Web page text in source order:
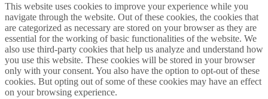
This website uses cookies to improve your experience while you
navigate through the website. Out of these cookies, the cookies that
are categorized as necessary are stored on your browser as they are
essential for the working of basic functionalities of the website. We
also use third-party cookies that help us analyze and understand how
you use this website. These cookies will be stored in your browser
only with your consent. You also have the option to opt-out of these
cookies. But opting out of some of these cookies may have an effect
on your browsing experience.